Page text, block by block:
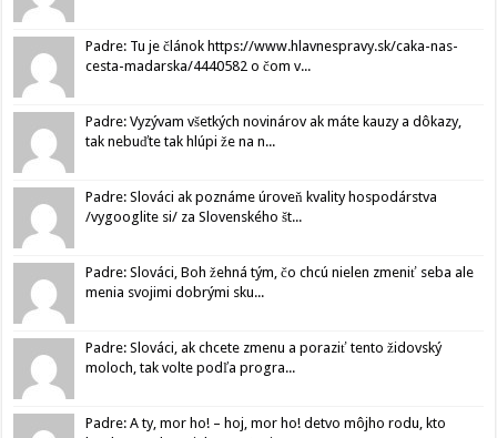
Padre: Tu je článok https://www.hlavnespravy.sk/caka-nas-
cesta-madarska/4440582 o čom v...
Padre: Vyzývam všetkých novinárov ak máte kauzy a dôkazy,
tak nebuďte tak hlúpi že na n...
Padre: Slováci ak poznáme úroveň kvality hospodárstva
/vygooglite si/ za Slovenského št...
Padre: Slováci, Boh žehná tým, čo chcú nielen zmeniť seba ale
menia svojimi dobrými sku...
Padre: Slováci, ak chcete zmenu a poraziť tento židovský
moloch, tak volte podľa progra...
Padre: A ty, mor ho! – hoj, mor ho! detvo môjho rodu, kto